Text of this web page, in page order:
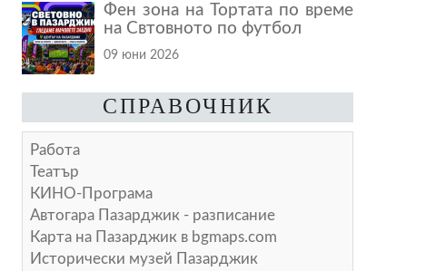
Фен зона на Тортата по време
на Свтовното по футбол
09 юни 2026
СПРАВОЧНИК
Работа
Театър
КИНО-Програма
Автогара Пазарджик - разписание
Карта на Пазарджик в bgmaps.com
Исторически музей Пазарджик